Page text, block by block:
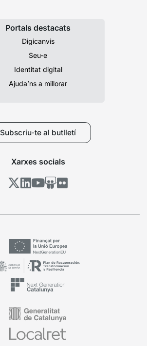
Portals destacats
Digicanvis
Seu-e
Identitat digital
Ajuda’ns a millorar
Subscriu-te al butlletí
Xarxes socials